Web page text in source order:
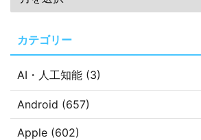
カテゴリー
AI・人工知能 (3)
Android (657)
Apple (602)